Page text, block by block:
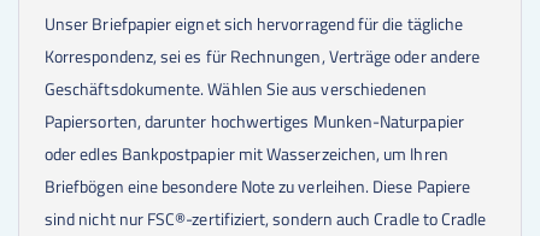
Unser Briefpapier eignet sich hervorragend für die tägliche
Korrespondenz, sei es für Rechnungen, Verträge oder andere
Geschäftsdokumente. Wählen Sie aus verschiedenen
Papiersorten, darunter hochwertiges Munken-Naturpapier
oder edles Bankpostpapier mit Wasserzeichen, um Ihren
Briefbögen eine besondere Note zu verleihen. Diese Papiere
sind nicht nur FSC®-zertifiziert, sondern auch Cradle to Cradle